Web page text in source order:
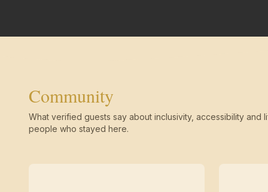
Community
What verified guests say about inclusivity, accessibility and
people who stayed here.